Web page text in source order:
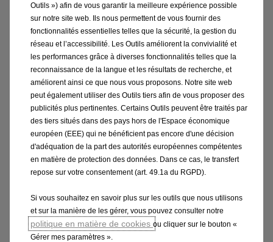
Diamètre de braquage
(mur à mur / bord à
bord) (m)
L3 / L4: 14,3 / 15,3
Dimensions intérieures
bagages/espace de
chargement (selon la
méthode de mesure
–
Outils ») afin de vous garantir la meilleure expérience possible
sur notre site web. Ils nous permettent de vous fournir des
fonctionnalités essentielles telles que la sécurité, la gestion du
réseau et l’accessibilité. Les Outils améliorent la convivialité et
les performances grâce à diverses fonctionnalités telles que la
reconnaissance de la langue et les résultats de recherche, et
améliorent ainsi ce que nous vous proposons. Notre site web
peut également utiliser des Outils tiers afin de vous proposer des
publicités plus pertinentes. Certains Outils peuvent être traités par
des tiers situés dans des pays hors de l'Espace économique
européen (EEE) qui ne bénéficient pas encore d'une décision
d'adéquation de la part des autorités européennes compétentes
en matière de protection des données. Dans ce cas, le transfert
repose sur votre consentement (art. 49.1a du RGPD).
Si vous souhaitez en savoir plus sur les outils que nous utilisons
et sur la manière de les gérer, vous pouvez consulter notre
politique en matière de cookies ou cliquer sur le bouton «
Gérer mes paramètres ».